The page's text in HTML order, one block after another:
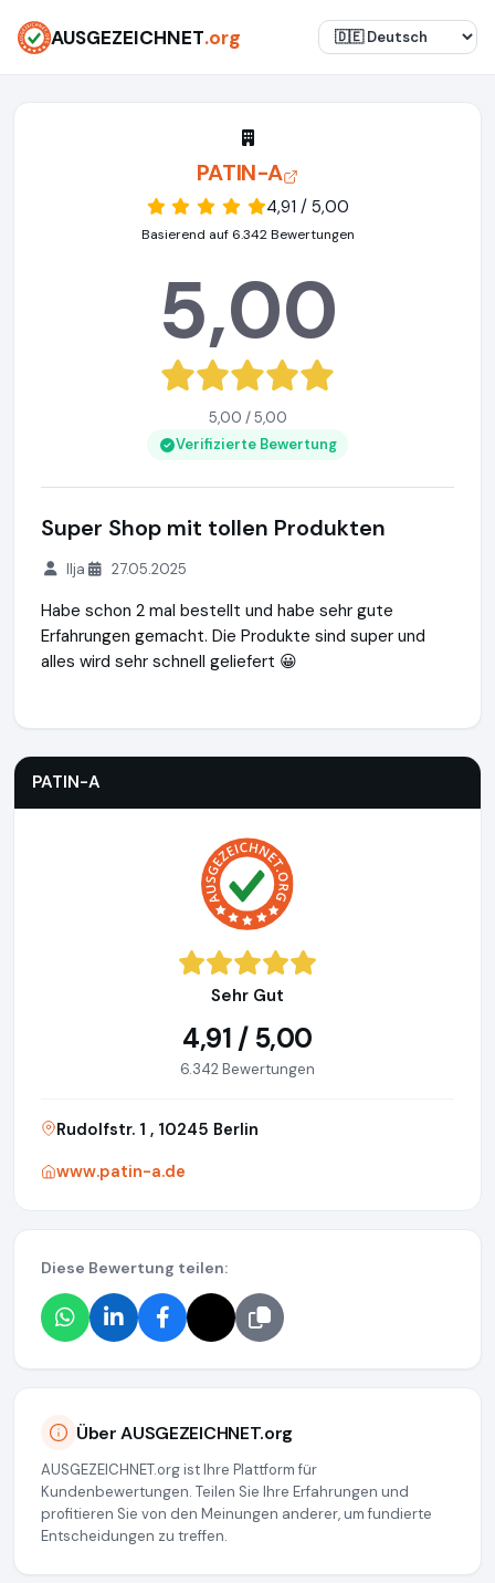
AUSGEZEICHNET.org
PATIN-A
4,91 / 5,00
Basierend auf 6.342 Bewertungen
5,00
5,00 / 5,00
Verifizierte Bewertung
Super Shop mit tollen Produkten
Ilja 27.05.2025
Habe schon 2 mal bestellt und habe sehr gute
Erfahrungen gemacht. Die Produkte sind super und
alles wird sehr schnell geliefert 😀
PATIN-A
Sehr Gut
4,91 / 5,00
6.342 Bewertungen
Rudolfstr. 1 , 10245 Berlin
www.patin-a.de
Diese Bewertung teilen:
Über AUSGEZEICHNET.org
AUSGEZEICHNET.org ist Ihre Plattform für
Kundenbewertungen. Teilen Sie Ihre Erfahrungen und
profitieren Sie von den Meinungen anderer, um fundierte
Entscheidungen zu treffen.